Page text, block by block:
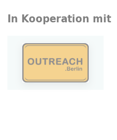
In Kooperation mit